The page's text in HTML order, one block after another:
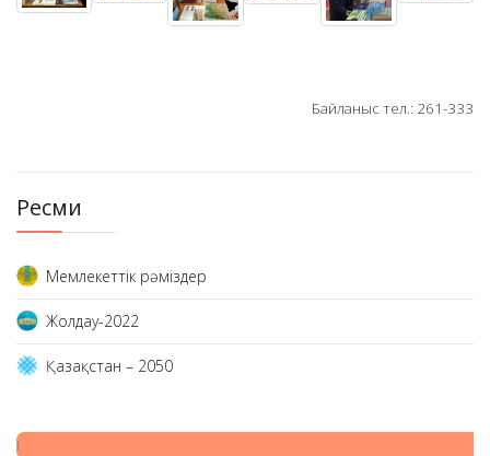
Байланыс тел.: 261-333
Ресми
Мемлекеттік рәміздер
Жолдау-2022
Қазақстан – 2050